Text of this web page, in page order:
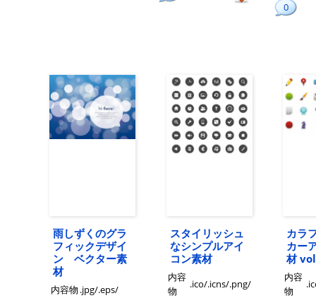
0
雨しずくのグラ
フィックデザイ
ン ベクター素
材
内容物 .jpg/.eps/
スタイリッシュ
なシンプルアイ
コン素材
内容
物
.ico/.icns/.png/
カラ
カー
材
内容
物